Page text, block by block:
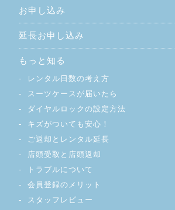
お申し込み
延長お申し込み
もっと知る
レンタル日数の考え方
スーツケースが届いたら
ダイヤルロックの設定方法
キズがついても安心！
ご返却とレンタル延長
店頭受取と店頭返却
トラブルについて
会員登録のメリット
スタッフレビュー